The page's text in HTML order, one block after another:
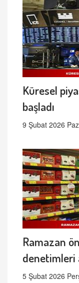
Küresel
başladı
9 Şubat 2026
Ramazan
denetimleri
5 Şubat 2026